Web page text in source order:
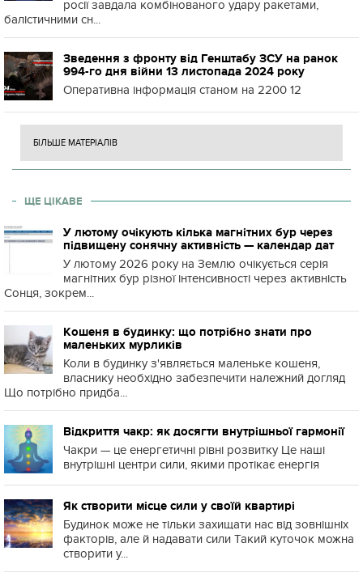
росії завдала комбінованого удару ракетами,
балістичними сн...
Зведення з фронту від Генштабу ЗСУ на ранок
994-го дня війни 13 листопада 2024 року
Оперативна інформація станом на 2200 12
БІЛЬШЕ МАТЕРІАЛІВ
ЩЕ ЦІКАВЕ
У лютому очікують кілька магнітних бур через
підвищену сонячну активність — календар дат
У лютому 2026 року на Землю очікується серія
магнітних бур різної інтенсивності через активність
Сонця, зокрем...
Кошеня в будинку: що потрібно знати про
маленьких мурликів
Коли в будинку з'являється маленьке кошеня,
власнику необхідно забезпечити належний догляд
Що потрібно придба...
Відкриття чакр: як досягти внутрішньої гармонії
Чакри — це енергетичні рівні розвитку Це наші
внутрішні центри сили, якими протікає енергія
Як створити місце сили у своїй квартирі
Будинок може не тільки захищати нас від зовнішніх
факторів, але й надавати сили Такий куточок можна
створити у...